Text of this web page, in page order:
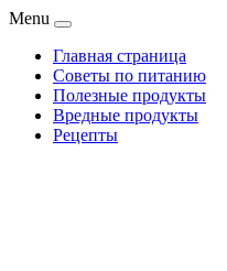
Menu
Главная страница
Советы по питанию
Полезные продукты
Вредные продукты
Рецепты